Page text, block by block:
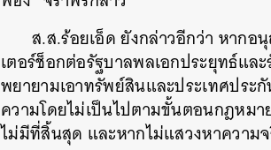
ส.ส.ร้อยเอ็ด ยังกล่าวอีกว่า หาก
เตอร์ช็อกต่อรัฐบาลพลเอกประยุทธ์แล
พยายามเอาทรัพย์สินและประเทศประ
ความโดยไม่เป็นไปตามขั้นตอนกฎหมา
ไม่มีที่สิ้นสุด และหากไม่แสวงหาความ